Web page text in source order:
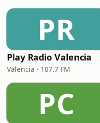
PR
Play Radio Valencia
Valencia · 107.7 FM
PC